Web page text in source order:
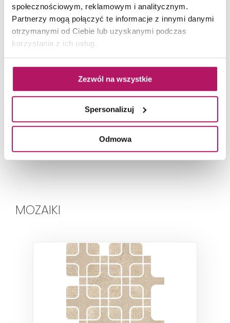
społecznościowym, reklamowym i analitycznym.
Partnerzy mogą połączyć te informacje z innymi danymi
otrzymanymi od Ciebie lub uzyskanymi podczas
korzystania z ich usług.
Zezwól na wszystkie
Spersonalizuj
Odmowa
Opoczno Classic Oak Brown
OP457-009-1
Płytka uniwersalna, 14,7x89 cm
112,10 PLN
-11% od 125,70 PLN najniższa cena
ZOBACZ PRODUKT
Dostępność:na zamówienie
MOZAIKI